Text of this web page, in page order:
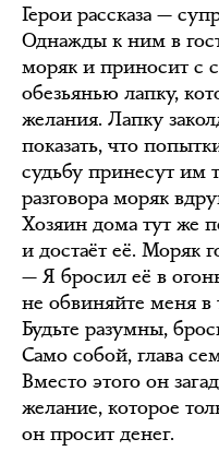
Герои рассказа —
Однажды к ним в
моряк и приносит с
обезьянью лапку,
желания. Лапку
показать, что
судьбу принесут им
разговора моряк
Хозяин дома тут же
и достаёт её. Моряк
— Я бросил её в
не обвиняйте меня в
Будьте разумны,
Само собой, глава
Вместо этого он
желание, которое
он просит денег.